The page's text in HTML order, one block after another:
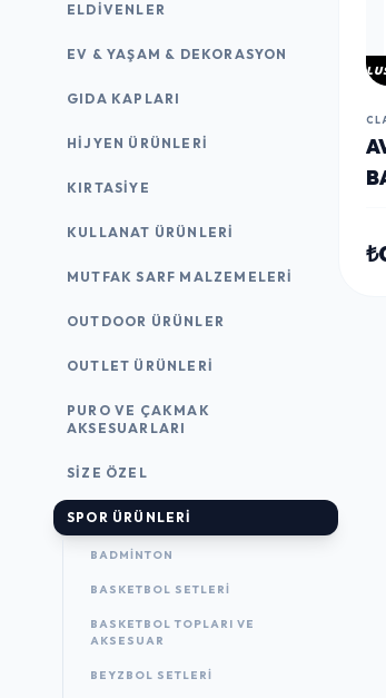
ELDIVENLER
EV & YAŞAM & DEKORASYON
GIDA KAPLARI
HIJYEN ÜRÜNLERI
KIRTASİYE
KULLANAT ÜRÜNLERI
MUTFAK SARF MALZEMELERI
OUTDOOR ÜRÜNLER
OUTLET ÜRÜNLERI
PURO VE ÇAKMAK
AKSESUARLARI
SIZE ÖZEL
SPOR ÜRÜNLERI
BADMINTON
BASKETBOL SETLERI
BASKETBOL TOPLARI VE
AKSESUAR
BEYZBOL SETLERI